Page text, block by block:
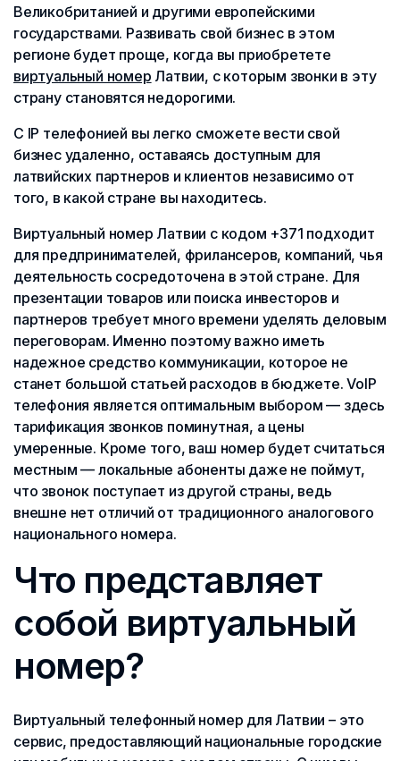
Великобританией и другими европейскими
государствами. Развивать свой бизнес в этом
регионе будет проще, когда вы приобретете
виртуальный номер Латвии, с которым звонки в эту
страну становятся недорогими.
С IP телефонией вы легко сможете вести свой
бизнес удаленно, оставаясь доступным для
латвийских партнеров и клиентов независимо от
того, в какой стране вы находитесь.
Виртуальный номер Латвии с кодом +371 подходит
для предпринимателей, фрилансеров, компаний, чья
деятельность сосредоточена в этой стране. Для
презентации товаров или поиска инвесторов и
партнеров требует много времени уделять деловым
переговорам. Именно поэтому важно иметь
надежное средство коммуникации, которое не
станет большой статьей расходов в бюджете. VoIP
телефония является оптимальным выбором — здесь
тарификация звонков поминутная, а цены
умеренные. Кроме того, ваш номер будет считаться
местным — локальные абоненты даже не поймут,
что звонок поступает из другой страны, ведь
внешне нет отличий от традиционного аналогового
национального номера.
Что представляет
собой виртуальный
номер?
Виртуальный телефонный номер для Латвии – это
сервис, предоставляющий национальные городские